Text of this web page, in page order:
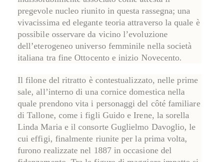
pregevole nucleo riunito in questa rassegna; una
vivacissima ed elegante teoria attraverso la quale è
possibile osservare da vicino l’evoluzione
dell’eterogeneo universo femminile nella società
italiana tra fine Ottocento e inizio Novecento.
Il filone del ritratto è contestualizzato, nelle prime
sale, all’interno di una cornice domesticanella
quale prendono vita i personaggi del côté familiare
di Tallone, come i figli Guido e Irene, la sorella
Linda Maria e il consorte Guglielmo Davoglio, le
cui effigi, finalmente riunite per la prima volta,
furono realizzate nel 1887 in occasione del